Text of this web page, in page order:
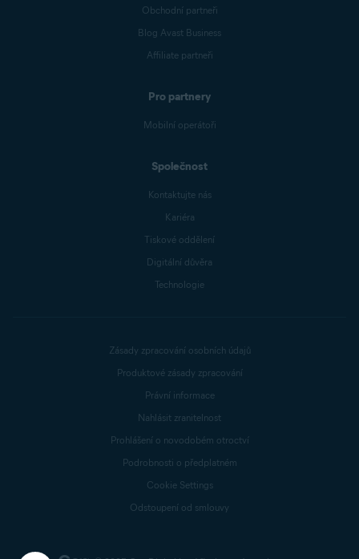
Obchodní partneři
Blog Avast Business
Affiliate partneři
Pro partnery
Mobilní operátoři
Společnost
Kontaktujte nás
Kariéra
Tiskové oddělení
Digitální důvěra
Technologie
Zásady zpracování osobních údajů
Produktové zásady zpracování
Právní informace
Nahlásit zranitelnost
Prohlášení o novodobém otroctví
Podrobnosti o předplatném
Cookie Settings
Odstoupení od smlouvy